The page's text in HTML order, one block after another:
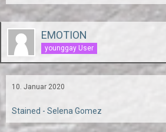
EMOTION
younggay User
10. Januar 2020
Stained - Selena Gomez